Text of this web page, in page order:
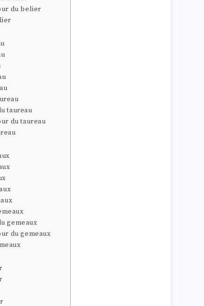
du belier
taureau
du taureau
gemeaux
du gemeaux